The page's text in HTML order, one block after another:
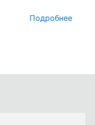
Подробнее